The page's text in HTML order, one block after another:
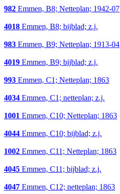
982 Emmen, B8; Netteplan; 1942-07
4018 Emmen, B8; bijblad; z.j.
983 Emmen, B9; Netteplan; 1913-04
4019 Emmen, B9; bijblad; z.j.
993 Emmen, C1; Netteplan; 1863
4034 Emmen, C1; netteplan; z.j.
1001 Emmen, C10; Netteplan; 1863
4044 Emmen, C10; bijblad; z.j.
1002 Emmen, C11; Netteplan; 1863
4045 Emmen, C11; bijblad; z.j.
4047 Emmen, C12; netteplan; 1863